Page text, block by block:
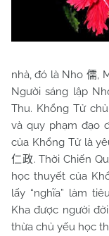
nhà, đó là Nho 儒,
Người sáng lập
Thu. Khổng Tử
và quy phạm đạo
của Khổng Tử là
仁政. Thời Chiến
học thuyết của
lấy “nghĩa” làm
Kha được người
thừa chủ yếu học